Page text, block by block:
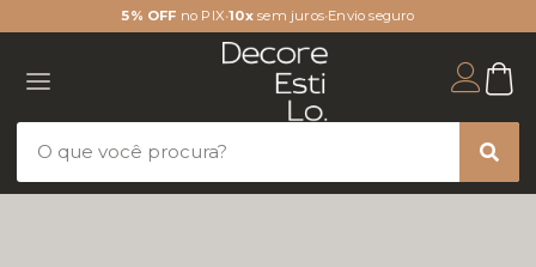
5% OFF no PIX•10xsem juros•Envio seguro